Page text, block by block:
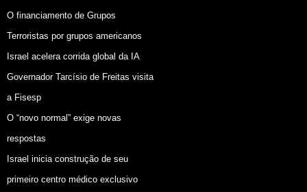
O financiamento de Grupos
Terroristas por grupos americanos
Israel acelera corrida global da IA
Governador Tarcísio de Freitas visita
a Fisesp
O “novo normal” exige novas
respostas
Israel inicia construção de seu
primeiro centro médico exclusivo